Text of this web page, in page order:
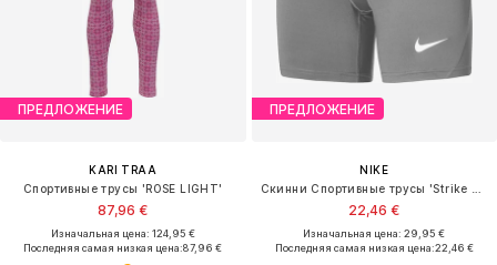
ПРЕДЛОЖЕНИЕ
KARI TRAA
Спортивные трусы 'ROSE LIGHT'
87,96 €
Изначальная цена: 124,95 €
Последняя самая низкая цена:87,96 €
ПРЕДЛОЖЕНИЕ
NIKE
22,46 €
Изначальная цена: 29,95 €
Последняя самая низкая цена:22,46 €